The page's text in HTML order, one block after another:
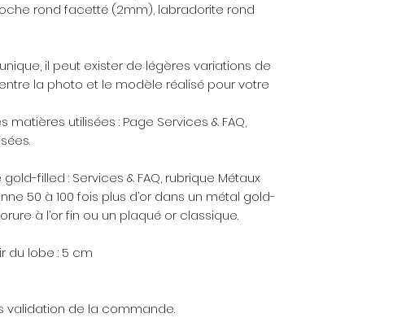
rond facetté (2mm), labradorite rond
il peut exister de légères variations de
la photo et le modèle réalisé pour votre
matières utilisées : Page Services & FAQ,
filled : Services & FAQ, rubrique Métaux
50 à 100 fois plus d’or dans un métal gold-
à l’or fin ou un plaqué or classique.
du lobe : 5 cm
validation de la commande.